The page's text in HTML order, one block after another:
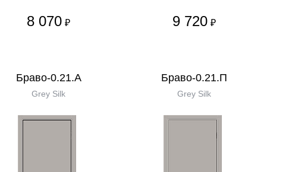
8 070 ₽ 9 720 ₽
Браво-0.21.А
Grey Silk
Браво-0.21.П
Grey Silk